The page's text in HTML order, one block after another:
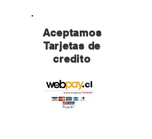
Aceptamos
Tarjetas de
credito